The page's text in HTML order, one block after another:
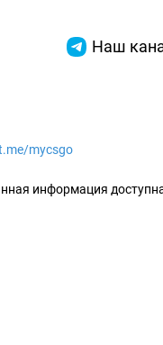
Наш
mycsgo
информация